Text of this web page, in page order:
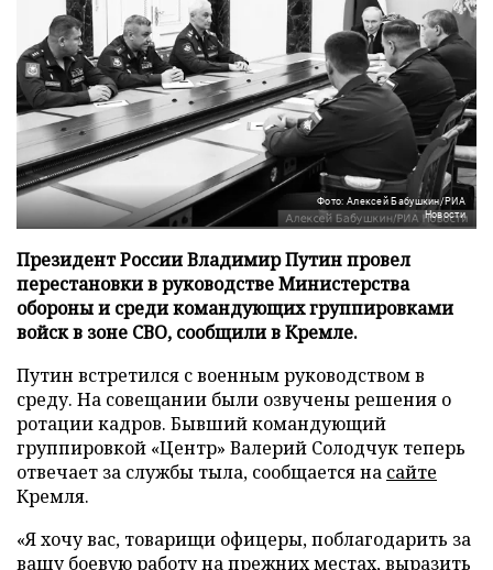
Фото: Алексей Бабушкин/РИА
Новости
Президент России Владимир Путин провел
перестановки в руководстве Министерства
обороны и среди командующих группировками
войск в зоне СВО, сообщили в Кремле.
Путин встретился с военным руководством в
среду. На совещании были озвучены решения о
ротации кадров. Бывший командующий
группировкой «Центр» Валерий Солодчук теперь
отвечает за службы тыла, сообщается на сайте
Кремля.
«Я хочу вас, товарищи офицеры, поблагодарить за
вашу боевую работу на прежних местах, выразить